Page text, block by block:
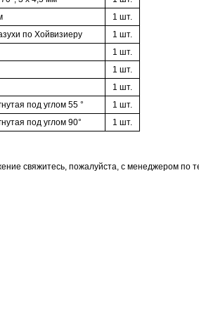
1 шт.
по Хойвизиеру
1 шт.
1 шт.
1 шт.
1 шт.
под углом 55 °
1 шт.
под углом 90°
1 шт.
свяжитесь, пожалуйста, с менеджером по